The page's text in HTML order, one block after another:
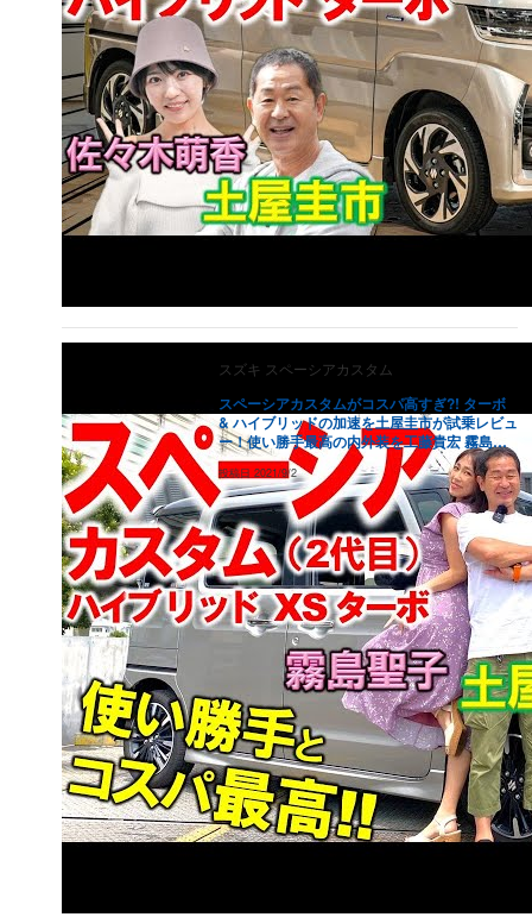
スズキ スペーシアカスタム
スペーシアカスタムがコスパ高すぎ?! ターボ
& ハイブリッドの加速を土屋圭市が試乗レビュ
ー！使い勝手最高の内外装を工藤貴宏 霧島聖
子が徹底解説
投稿日 2021/9/2